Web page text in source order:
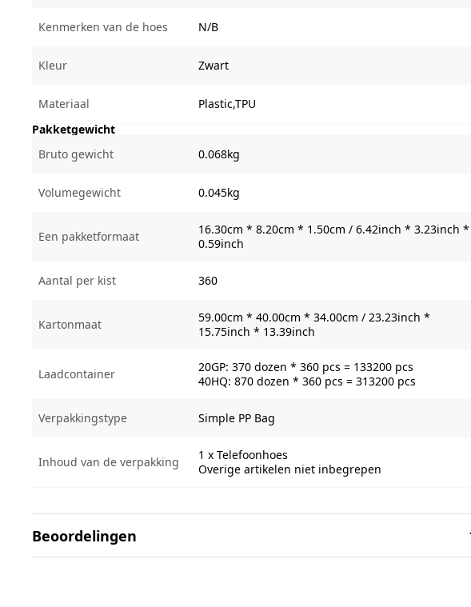
Kenmerken van de hoes N/B
Kleur Zwart
Materiaal
Plastic,TPU
Pakketgewicht
Bruto gewicht
0.068kg
Volumegewicht 0.045kg
Een pakketformaat
16.30cm * 8.20cm * 1.50cm / 6.42inch * 3.23inch *
0.59inch
Aantal per kist 360
Kartonmaat
59.00cm * 40.00cm * 34.00cm / 23.23inch *
15.75inch * 13.39inch
Laadcontainer
20GP: 370 dozen * 360 pcs = 133200 pcs
40HQ: 870 dozen * 360 pcs = 313200 pcs
Verpakkingstype Simple PP Bag
Inhoud van de verpakking
1 x Telefoonhoes
Overige artikelen niet inbegrepen
Beoordelingen